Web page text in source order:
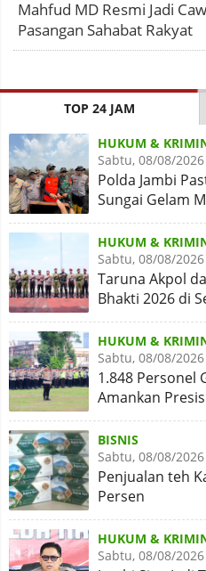
Mahfud MD Resmi Jadi
Pasangan Sahabat Rakyat
TOP 24 JAM
HUKUM &
Sabtu, 08/08/2026
Polda Jambi
Sungai Gelam
HUKUM &
Sabtu, 08/08/
Taruna Akpol
Bhakti 2026 di
Kegiatan Aman
HUKUM &
Sabtu, 08/08/
1.848 Personel
Amankan
BISNIS
Sabtu, 08/08/
Penjualan teh
Persen
HUKUM &
Sabtu, 08/08/